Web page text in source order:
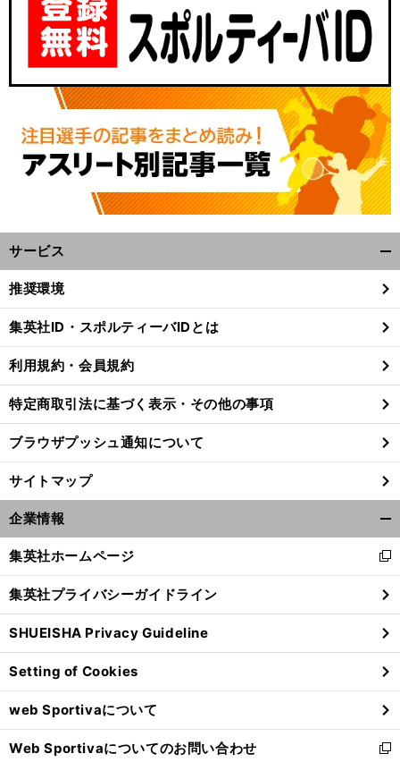
サービス
閉
る
推奨環境
集英社ID・スポルティーバIDとは
利用規約・会員規約
特定商取引法に基づく表示・その他の事項
ブラウザプッシュ通知について
サイトマップ
企業情報
閉
る
集英社ホームページ
新
し
い
ウ
ィ
ン
ド
ウ
で
開
く
集英社プライバシーガイドライン
SHUEISHA Privacy Guideline
Setting of Cookies
web Sportivaについて
Web Sportivaについてのお問い合わせ
新